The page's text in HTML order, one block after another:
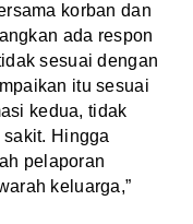
korban dan
ada respon
sesuai dengan
itu sesuai
kedua, tidak
Hingga
pelaporan
keluarga,”